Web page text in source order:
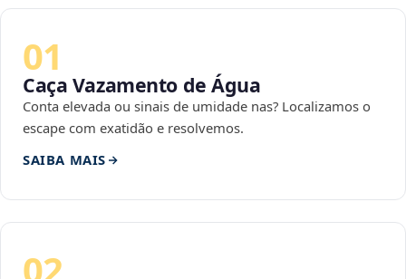
01
Caça Vazamento de Água
Conta elevada ou sinais de umidade nas? Localizamos o
escape com exatidão e resolvemos.
SAIBA MAIS